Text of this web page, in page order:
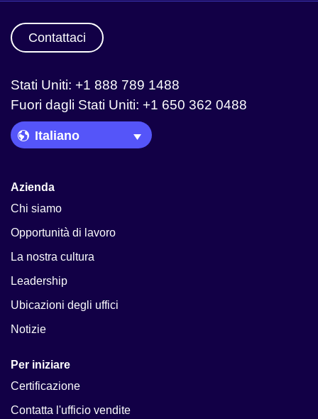
Contattaci
Stati Uniti: +1 888 789 1488
Fuori dagli Stati Uniti: +1 650 362 0488
Language Picker
Azienda
Chi siamo
Opportunità di lavoro
La nostra cultura
Leadership
Ubicazioni degli uffici
Notizie
Per iniziare
Certificazione
Contatta l'ufficio vendite